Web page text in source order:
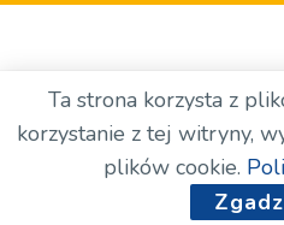
Ta strona korzysta z
korzystanie z tej witryny,
plików cookie.